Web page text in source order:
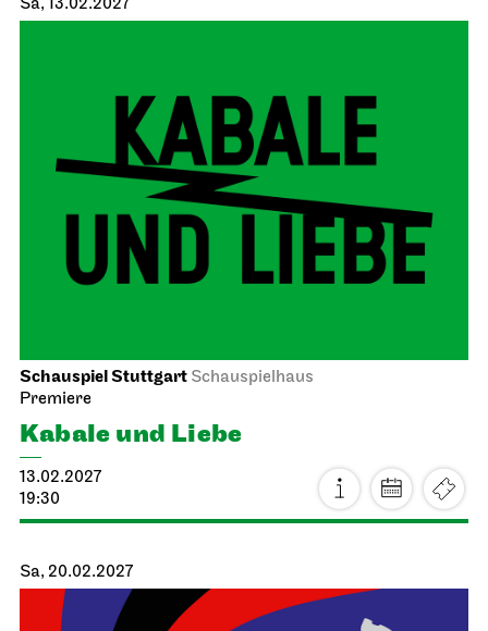
Sa, 13.02.2027
Schauspiel Stuttgart Schauspielhaus
Premiere
Kabale und Liebe
13.02.2027
19:30
Sa, 20.02.2027